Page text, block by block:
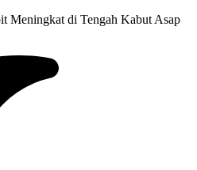
Meningkat di Tengah Kabut Asap